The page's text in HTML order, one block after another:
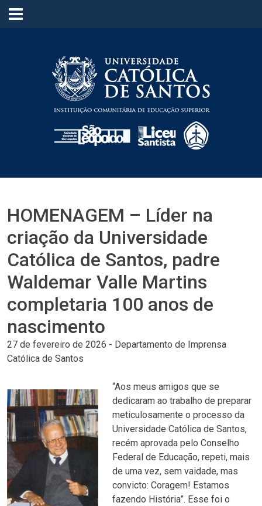
≡
HOMENAGEM – Líder na
criação da Universidade
Católica de Santos, padre
Waldemar Valle Martins
completaria 100 anos de
nascimento
27 de fevereiro de 2026 - Departamento de Imprensa
Católica de Santos
“Aos meus amigos que se
dedicaram ao trabalho de preparar
meticulosamente o processo da
Universidade Católica de Santos,
recém aprovada pelo Conselho
Federal de Educação, repeti, mais
de uma vez, sem vaidade, mas
convicto: Coragem! Estamos
fazendo História”. Esse foi o